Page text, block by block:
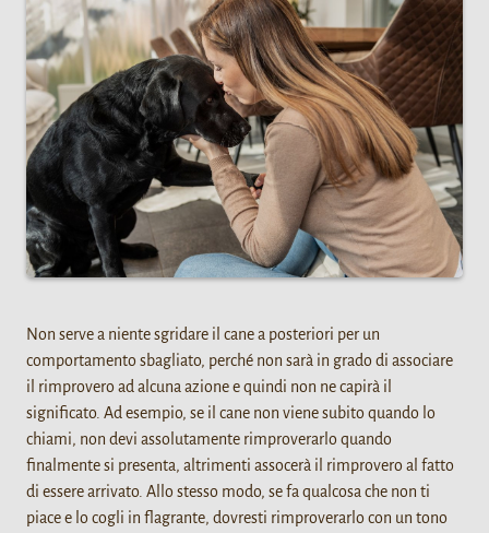
Non serve a niente sgridare il cane a posteriori per un
comportamento sbagliato, perché non sarà in grado di associare
il rimprovero ad alcuna azione e quindi non ne capirà il
significato. Ad esempio, se il cane non viene subito quando lo
chiami, non devi assolutamente rimproverarlo quando
finalmente si presenta, altrimenti assocerà il rimprovero al fatto
di essere arrivato. Allo stesso modo, se fa qualcosa che non ti
piace e lo cogli in flagrante, dovresti rimproverarlo con un tono